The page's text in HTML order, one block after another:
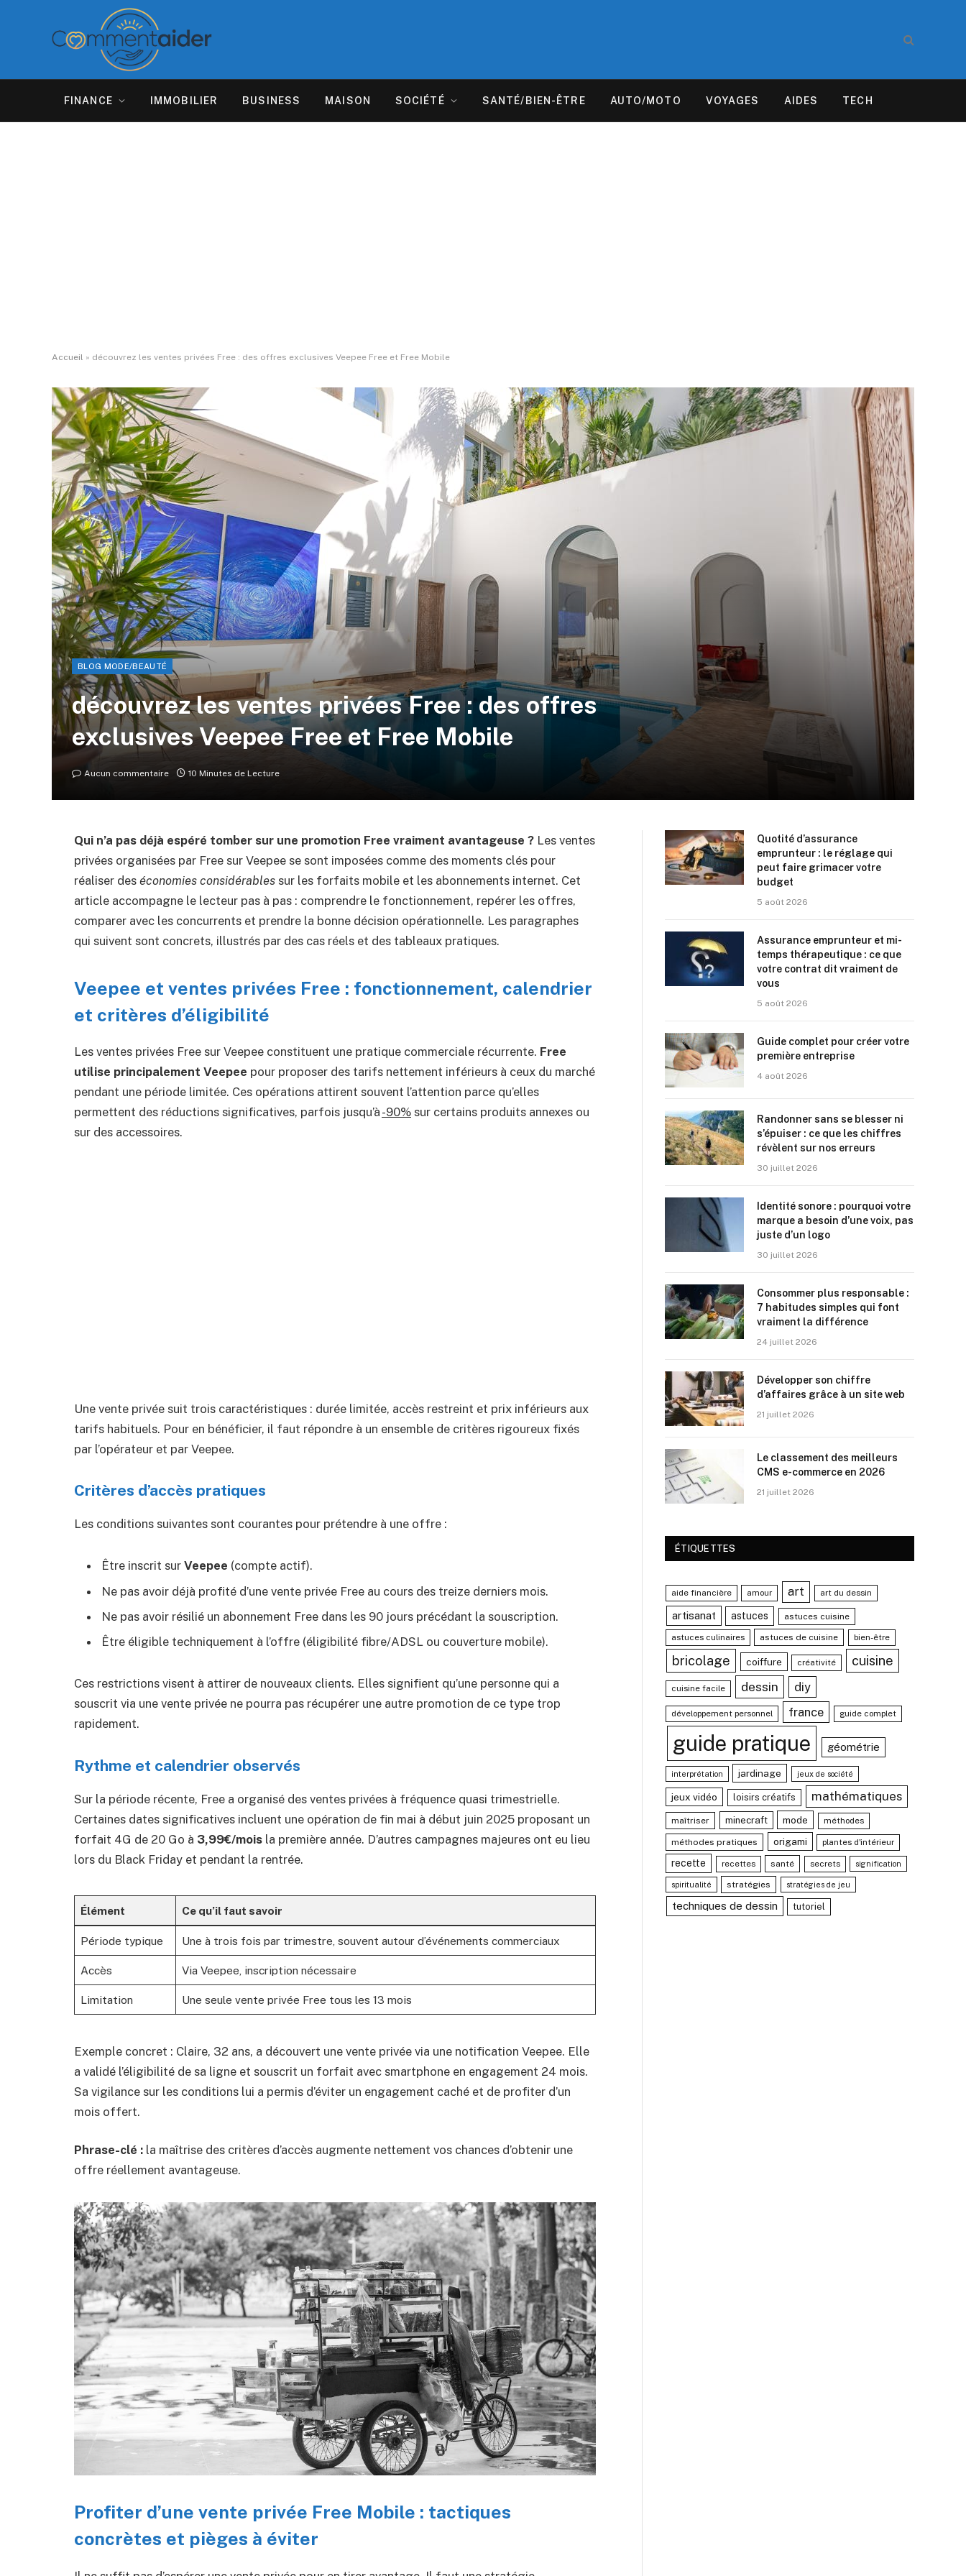
FINANCE IMMOBILIER BUSINESS MAISON SOCIÉTÉ SANTÉ/BIEN-ÊTRE AUTO/MOTO VOYAGES AIDES TECH
Accueil » découvrez les ventes privées Free : des offres exclusives Veepee Free et Free Mobile
BLOG MODE/BEAUTÉ
découvrez les ventes privées Free : des offres
exclusives Veepee Free et Free Mobile
Aucun commentaire 10 Minutes de Lecture
Qui n’a pas déjà espéré tomber sur une promotion Free vraiment avantageuse ? Les ventes
privées organisées par Free sur Veepee se sont imposées comme des moments clés pour
réaliser des économies considérables sur les forfaits mobile et les abonnements internet. Cet
article accompagne le lecteur pas à pas : comprendre le fonctionnement, repérer les offres,
comparer avec les concurrents et prendre la bonne décision opérationnelle. Les paragraphes
qui suivent sont concrets, illustrés par des cas réels et des tableaux pratiques.
Veepee et ventes privées Free : fonctionnement, calendrier
et critères d’éligibilité
Les ventes privées Free sur Veepee constituent une pratique commerciale récurrente. Free
utilise principalement Veepee pour proposer des tarifs nettement inférieurs à ceux du marché
pendant une période limitée. Ces opérations attirent souvent l’attention parce qu’elles
permettent des réductions significatives, parfois jusqu’à -90% sur certains produits annexes ou
sur des accessoires.
Une vente privée suit trois caractéristiques : durée limitée, accès restreint et prix inférieurs aux
tarifs habituels. Pour en bénéficier, il faut répondre à un ensemble de critères rigoureux fixés
par l’opérateur et par Veepee.
Critères d’accès pratiques
Les conditions suivantes sont courantes pour prétendre à une offre :
Être inscrit sur Veepee (compte actif).
Ne pas avoir déjà profité d’une vente privée Free au cours des treize derniers mois.
Ne pas avoir résilié un abonnement Free dans les 90 jours précédant la souscription.
Être éligible techniquement à l’offre (éligibilité fibre/ADSL ou couverture mobile).
Ces restrictions visent à attirer de nouveaux clients. Elles signifient qu’une personne qui a
souscrit via une vente privée ne pourra pas récupérer une autre promotion de ce type trop
rapidement.
Rythme et calendrier observés
Sur la période récente, Free a organisé des ventes privées à fréquence quasi trimestrielle.
Certaines dates significatives incluent une opération de fin mai à début juin 2025 proposant un
forfait 4G de 20 Go à 3,99€/mois la première année. D’autres campagnes majeures ont eu lieu
lors du Black Friday et pendant la rentrée.
Élément Ce qu’il faut savoir
Période typique Une à trois fois par trimestre, souvent autour d’événements commerciaux
Accès Via Veepee, inscription nécessaire
Limitation Une seule vente privée Free tous les 13 mois
Exemple concret : Claire, 32 ans, a découvert une vente privée via une notification Veepee. Elle
a validé l’éligibilité de sa ligne et souscrit un forfait avec smartphone en engagement 24 mois.
Sa vigilance sur les conditions lui a permis d’éviter un engagement caché et de profiter d’un
mois offert.
Phrase-clé : la maîtrise des critères d’accès augmente nettement vos chances d’obtenir une
offre réellement avantageuse.
Profiter d’une vente privée Free Mobile : tactiques
concrètes et pièges à éviter
Quotité d’assurance
emprunteur : le réglage qui
peut faire grimacer votre
budget
5 août 2026
Assurance emprunteur et mi-
temps thérapeutique : ce que
votre contrat dit vraiment de
vous
5 août 2026
Guide complet pour créer votre
première entreprise
4 août 2026
Randonner sans se blesser ni
s’épuiser : ce que les chiffres
révèlent sur nos erreurs
30 juillet 2026
Identité sonore : pourquoi votre
marque a besoin d’une voix, pas
juste d’un logo
30 juillet 2026
Consommer plus responsable :
7 habitudes simples qui font
vraiment la différence
24 juillet 2026
Développer son chiffre
d’affaires grâce à un site web
21 juillet 2026
Le classement des meilleurs
CMS e-commerce en 2026
21 juillet 2026
ÉTIQUETTES
aide financière amour art art du dessin
artisanat astuces astuces cuisine
astuces culinaires astuces de cuisine bien-être
bricolage coiffure créativité cuisine
cuisine facile dessin diy
développement personnel france guide complet
guide pratique géométrie
interprétation jardinage jeux de société
jeux vidéo loisirs créatifs mathématiques
maîtriser minecraft mode méthodes
méthodes pratiques origami plantes d'intérieur
recette recettes santé secrets signification
spiritualité stratégies stratégies de jeu
techniques de dessin tutoriel